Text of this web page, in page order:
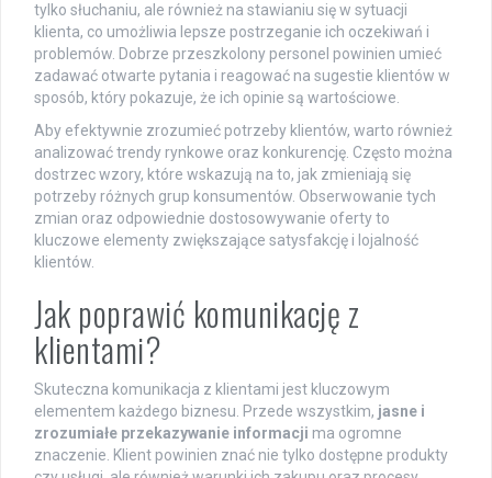
tylko słuchaniu, ale również na stawianiu się w sytuacji
klienta, co umożliwia lepsze postrzeganie ich oczekiwań i
problemów. Dobrze przeszkolony personel powinien umieć
zadawać otwarte pytania i reagować na sugestie klientów w
sposób, który pokazuje, że ich opinie są wartościowe.
Aby efektywnie zrozumieć potrzeby klientów, warto również
analizować trendy rynkowe oraz konkurencję. Często można
dostrzec wzory, które wskazują na to, jak zmieniają się
potrzeby różnych grup konsumentów. Obserwowanie tych
zmian oraz odpowiednie dostosowywanie oferty to
kluczowe elementy zwiększające satysfakcję i lojalność
klientów.
Jak poprawić komunikację z
klientami?
Skuteczna komunikacja z klientami jest kluczowym
elementem każdego biznesu. Przede wszystkim, jasne i
zrozumiałe przekazywanie informacji ma ogromne
znaczenie. Klient powinien znać nie tylko dostępne produkty